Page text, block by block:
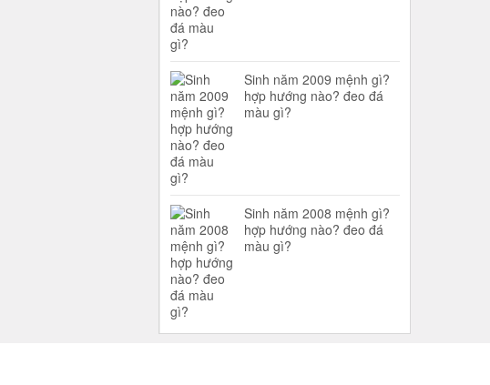
Sinh năm 2009 mệnh gì?
hợp hướng nào? đeo đá
màu gì?
Sinh năm 2008 mệnh gì?
hợp hướng nào? đeo đá
màu gì?